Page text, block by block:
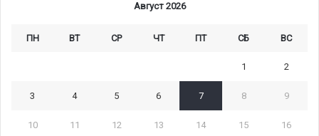
Август 2026
ПН ВТ СР ЧТ ПТ СБ ВС
1 2
3 4 5 6 7 8 9
10 11 12 13 14 15 16